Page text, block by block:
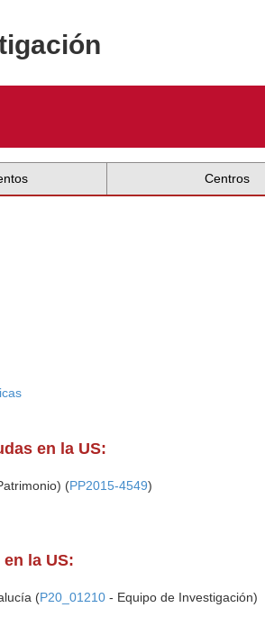
Centros
en la US:
(PP2015-4549)
la US:
(P20_01210 - Equipo de Investigación)